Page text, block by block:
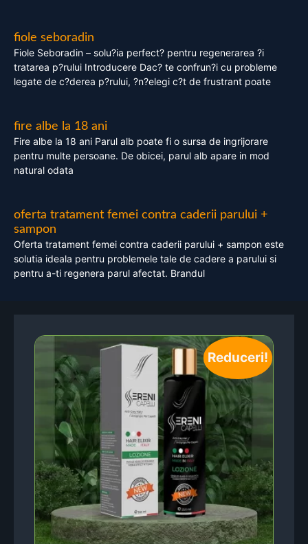
fiole seboradin
Fiole Seboradin – solu?ia perfect? pentru regenerarea ?i
tratarea p?rului Introducere Dac? te confrun?i cu probleme
legate de c?derea p?rului, ?n?elegi c?t de frustrant poate
fire albe la 18 ani
Fire albe la 18 ani Parul alb poate fi o sursa de ingrijorare
pentru multe persoane. De obicei, parul alb apare in mod
natural odata
oferta tratament femei contra caderii parului +
sampon
Oferta tratament femei contra caderii parului + sampon este
solutia ideala pentru problemele tale de cadere a parului si
pentru a-ti regenera parul afectat. Brandul
Reduceri!